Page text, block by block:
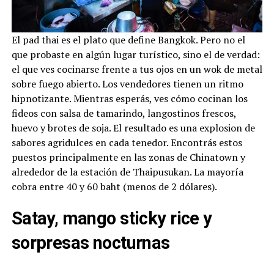
El pad thai es el plato que define Bangkok. Pero no el
que probaste en algún lugar turístico, sino el de verdad:
el que ves cocinarse frente a tus ojos en un wok de metal
sobre fuego abierto. Los vendedores tienen un ritmo
hipnotizante. Mientras esperás, ves cómo cocinan los
fideos con salsa de tamarindo, langostinos frescos,
huevo y brotes de soja. El resultado es una explosion de
sabores agridulces en cada tenedor. Encontrás estos
puestos principalmente en las zonas de Chinatown y
alrededor de la estación de Thaipusukan. La mayoría
cobra entre 40 y 60 baht (menos de 2 dólares).
Satay, mango sticky rice y
sorpresas nocturnas